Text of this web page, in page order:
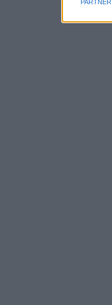
PARTNER